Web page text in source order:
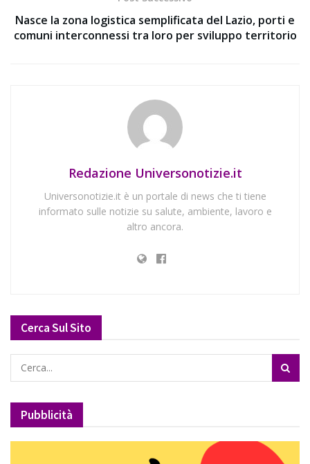
Nasce la zona logistica semplificata del Lazio, porti e
comuni interconnessi tra loro per sviluppo territorio
Redazione Universonotizie.it
Universonotizie.it è un portale di news che ti tiene
informato sulle notizie su salute, ambiente, lavoro e
altro ancora.
Cerca Sul Sito
Pubblicità